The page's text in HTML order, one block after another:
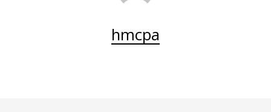
hmcpa